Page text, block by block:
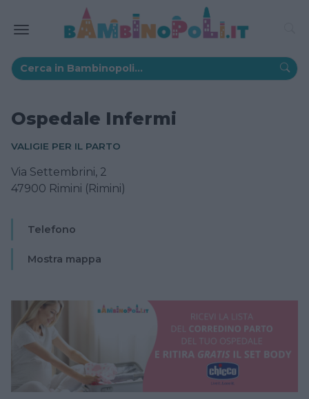
Ospedale Infermi
VALIGIE PER IL PARTO
Via Settembrini, 2
47900 Rimini (Rimini)
Telefono
Mostra mappa